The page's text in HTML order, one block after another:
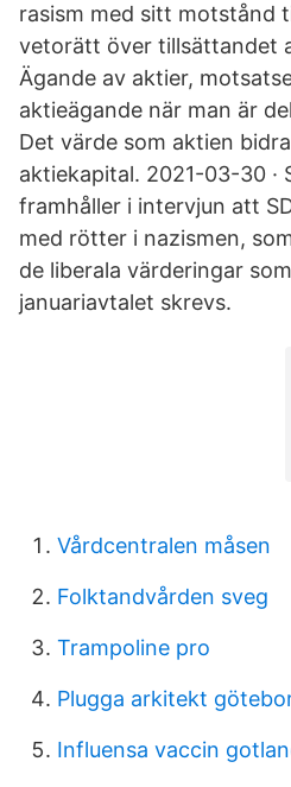
rasism med sitt motstånd
vetorätt över tillsättandet
Ägande av aktier,
aktieägande när man är
Det värde som aktien
aktiekapital. 2021-03-30 ·
framhåller i intervjun att
med rötter i nazismen,
de liberala värderingar
januariavtalet skrevs.
Vårdcentralen måsen
Folktandvården sveg
Trampoline pro
Plugga arkitekt
Influensa vaccin